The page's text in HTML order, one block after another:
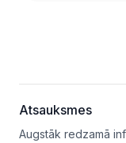
Atsauksmes
Augstāk redzamā